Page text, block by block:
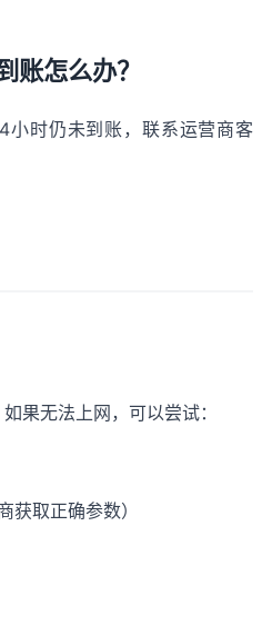
账怎么办？
时仍未到账，联系运营商客
果无法上网，可以尝试：
获取正确参数）